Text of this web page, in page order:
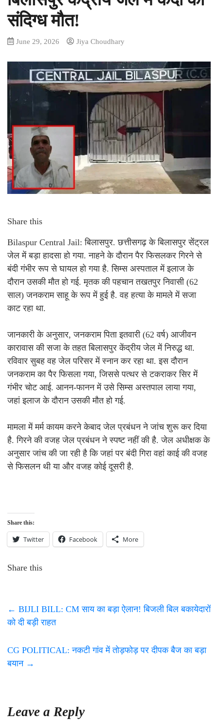
संदिग्ध मौत!
June 29, 2026 Jiya Choudhary
Share this
Bilaspur Central Jail: बिलासपुर. छत्तीसगढ़ के बिलासपुर सेंट्रल
जेल में बड़ा हादसा हो गया. नाहने के दौरान पैर फिसलकर गिरने से
बंदी गंभीर रूप से घायल हो गया है. सिम्स अस्पताल में इलाज के
दौरान उसकी मौत हो गई. मृतक की पहचान तखतपुर निवासी (62
साल) जनकराम साहू के रूप में हुई है. वह हत्या के मामले में सजा
काट रहा था.
जानकारी के अनुसार, जनकराम पिता इतवारी (62 वर्ष) आजीवन
कारावास की सजा के तहत बिलासपुर केंद्रीय जेल में निरुद्ध था.
रविवार सुबह वह जेल परिसर में स्नान कर रहा था. इस दौरान
जनकराम का पैर फिसला गया, जिससे पत्थर से टकराकर सिर में
गंभीर चोट आई. आनन-फानन में उसे सिम्स अस्तपाल लाया गया,
जहां इलाज के दौरान उसकी मौत हो गई.
मामला में मर्म कायम करने केबाद जेल प्रबंधन ने जांच शुरू कर दिया
है. गिरने की वजह जेल प्रबंधन ने स्पष्ट नहीं की है. जेल अधीक्षक के
अनुसार जांच की जा रही है कि जहां पर बंदी गिरा वहां काई की वजह
से फिसलन थी या और वजह कोई दूसरी है.
Share this:
Twitter Facebook More
Share this
← BIJLI BILL: CM साय का बड़ा ऐलान! बिजली बिल बकायेदारों
को दी बड़ी राहत
CG POLITICAL: नकटी गांव में तोड़फोड़ पर दीपक बैज का बड़ा
बयान →
Leave a Reply